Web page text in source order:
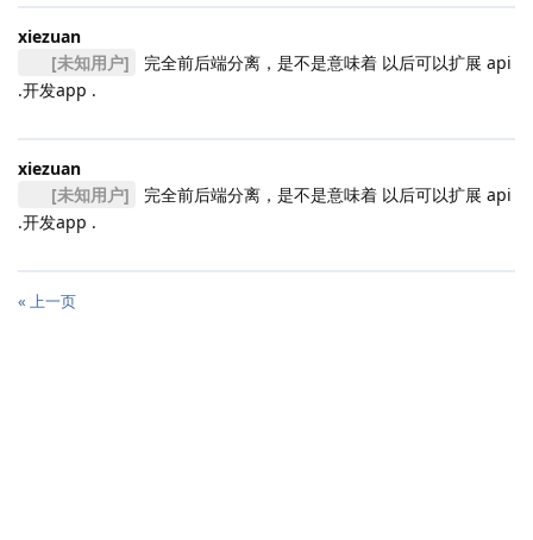
xiezuan
[未知用户]
完全前后端分离，是不是意味着 以后可以扩展 api
.开发app .
xiezuan
[未知用户]
完全前后端分离，是不是意味着 以后可以扩展 api
.开发app .
« 上一页